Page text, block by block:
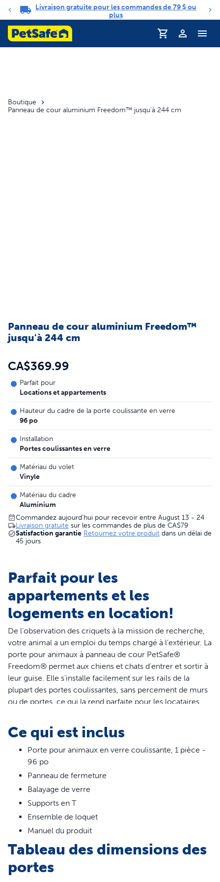
Carrousel de notifications
Livraison gratuite pour les commandes de 79 $ ou
plus
Profil
Boutique
Panneau de cour aluminium Freedom™ jusqu'à 244 cm
Panneau de cour aluminium Freedom™
jusqu'à 244 cm
CA$369.99
Parfait pour
Locations et appartements
Hauteur du cadre de la porte coulissante en verre
96 po
Installation
Portes coulissantes en verre
Matériau du volet
Vinyle
Matériau du cadre
Aluminium
Commandez aujourd’hui pour recevoir entre August 13 - 24
Livraison gratuite sur les commandes de plus de CA$79
Satisfaction garantie Retournez votre produit dans un délai de
45 jours
Parfait pour les
appartements et les
logements en location!
De l'observation des criquets à la mission de recherche,
votre animal a un emploi du temps chargé à l'extérieur. La
porte pour animaux à panneau de cour PetSafe®
Freedom® permet aux chiens et chats d'entrer et sortir à
leur guise. Elle s'installe facilement sur les rails de la
plupart des portes coulissantes, sans percement de murs
ou de portes, ce qui la rend parfaite pour les locataires.
en verre trempé incassable, elle a une fermeture
magnétique qui isole de la chaleur et du froid extérieurs.
Lorsqu'il est temps pour vos animaux de vous rejoindre à
l'intérieur, le panneau de fermeture coulissant aide à les
maintenir à l'intérieur avec leurs humains. La porte à
panneau de cour est disponible en plusieurs tailles et
coloris, pour vous permettre de choisir celle qui convient
le mieux à votre animal et à votre maison. PetSafe® vous
aide à veiller sur la santé, la sécurité et le bonheur de vos
animaux de compagnie.
Caractéristiques
Installation rapide : Projet simple à monter soi-même
Ce qui est inclus
Porte pour animaux en verre coulissante, 1 pièce -
96 po
Panneau de fermeture
Balayage de verre
Supports en T
Ensemble de loquet
Manuel du produit
Tableau des dimensions des
portes